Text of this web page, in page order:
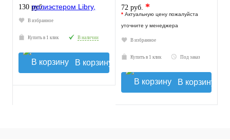
130 руб.
В избранное
Купить в 1 клик В наличии
В корзину
72 руб. *
* Актуальную цену пожалуйста
уточните у менеджера
В избранное
Купить в 1 клик Под заказ
В корзину